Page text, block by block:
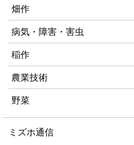
畑作
病気・障害・害虫
稲作
農業技術
野菜
ミズホ通信